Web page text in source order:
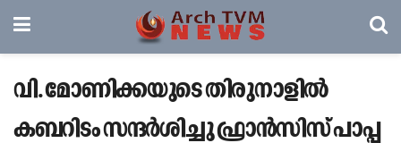
വി. മോണിക്കയുടെ തിരുനാളിൽ
കബറിടം സന്ദർശിച്ചു ഫ്രാൻസിസ് പാപ്പ